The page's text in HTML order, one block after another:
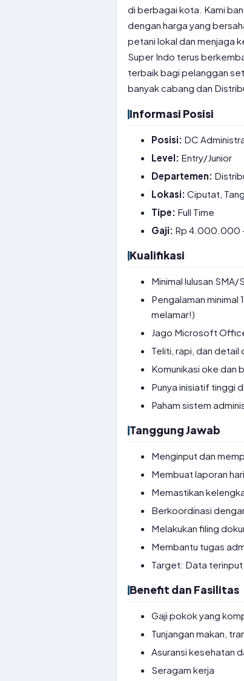
di berbagai kota. Kami
dengan harga yang
petani lokal dan menjaga
Super Indo terus
terbaik bagi pelanggan
banyak cabang dan
Informasi Posisi
Posisi: DC
Level: Entry/Junior
Departemen:
Lokasi: Ciputat,
Tipe: Full Time
Gaji: Rp 4.000.000
Kualifikasi
Minimal lulusan SMA/
Pengalaman
melamar!)
Jago Microsoft
Teliti, rapi, dan
Komunikasi oke dan
Punya inisiatif tinggi
Paham sistem
Tanggung Jawab
Menginput dan
Membuat laporan
Memastikan
Berkoordinasi
Melakukan filing
Membantu tugas
Target: Data
Benefit dan Fasilitas
Gaji pokok yang
Tunjangan makan,
Asuransi kesehatan
Seragam kerja